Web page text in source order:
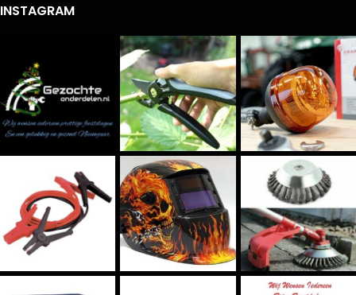
INSTAGRAM